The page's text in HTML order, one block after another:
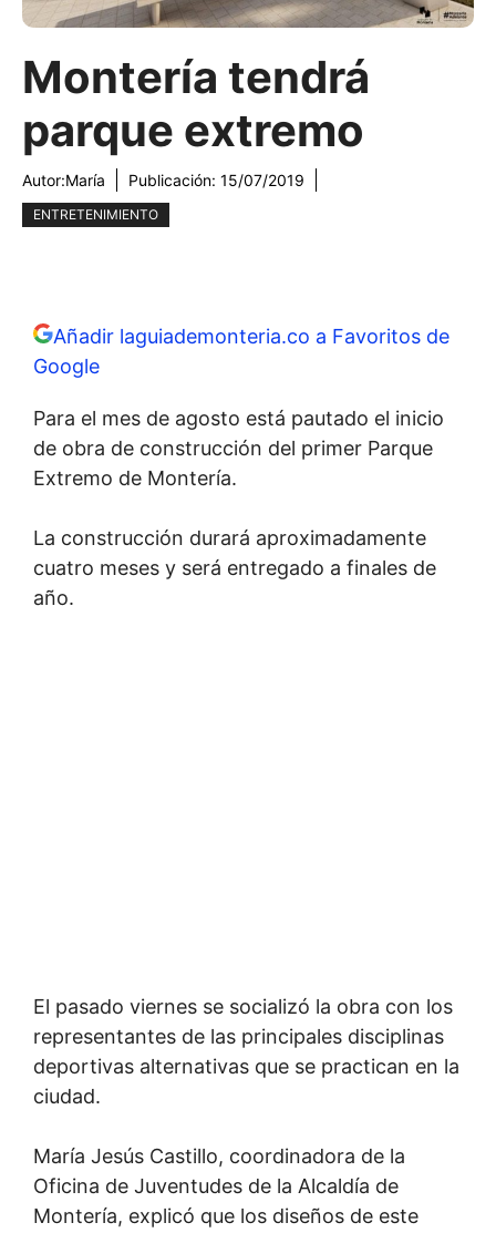
Montería tendrá
parque extremo
Autor:María Publicación: 15/07/2019
ENTRETENIMIENTO
Añadir laguiademonteria.co a Favoritos de
Google
Para el mes de agosto está pautado el inicio
de obra de construcción del primer Parque
Extremo de Montería.
La construcción durará aproximadamente
cuatro meses y será entregado a finales de
año.
El pasado viernes se socializó la obra con los
representantes de las principales disciplinas
deportivas alternativas que se practican en la
ciudad.
María Jesús Castillo, coordinadora de la
Oficina de Juventudes de la Alcaldía de
Montería, explicó que los diseños de este